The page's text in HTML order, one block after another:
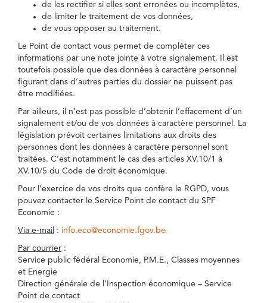
de les rectifier si elles sont erronées ou incomplètes,
de limiter le traitement de vos données,
de vous opposer au traitement.
Le Point de contact vous permet de compléter ces
informations par une note jointe à votre signalement. Il est
toutefois possible que des données à caractère personnel
figurant dans d’autres parties du dossier ne puissent pas
être modifiées.
Par ailleurs, il n’est pas possible d’obtenir l’effacement d’un
signalement et/ou de vos données à caractère personnel. La
législation prévoit certaines limitations aux droits des
personnes dont les données à caractère personnel sont
traitées. C’est notamment le cas des articles XV.10/1 à
XV.10/5 du Code de droit économique.
Pour l’exercice de vos droits que confère le RGPD, vous
pouvez contacter le Service Point de contact du SPF
Economie :
Via e-mail : info.eco@economie.fgov.be
Par courrier :
Service public fédéral Economie, P.M.E., Classes moyennes
et Energie
Direction générale de l’Inspection économique – Service
Point de contact